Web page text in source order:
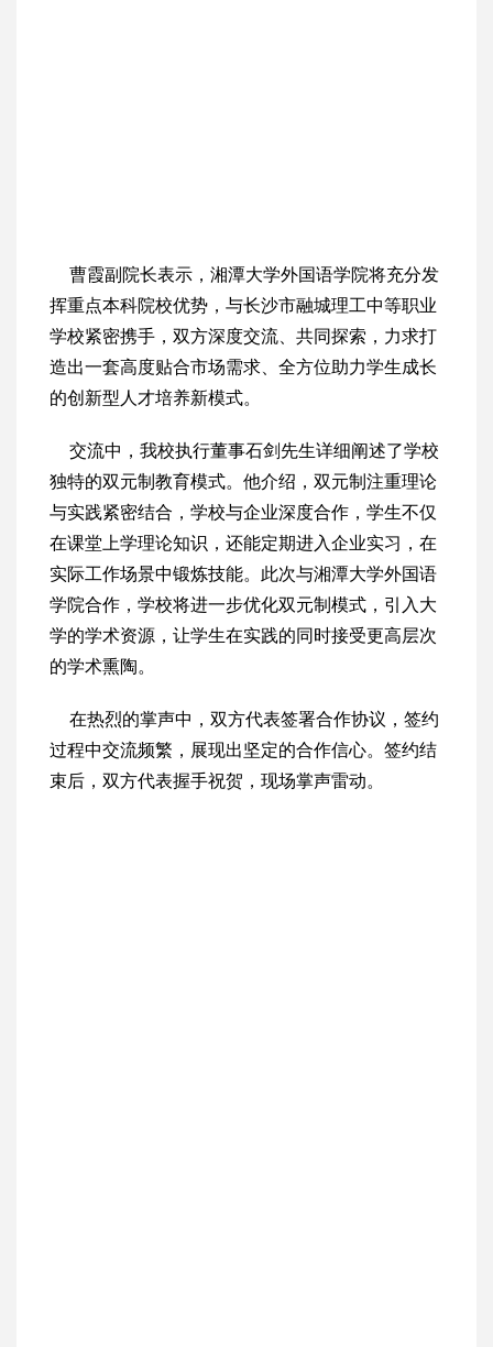
曹霞副院长表示，湘潭大学外国语学院将充分发
挥重点本科院校优势，与长沙市融城理工中等职业
学校紧密携手，双方深度交流、共同探索，力求打
造出一套高度贴合市场需求、全方位助力学生成长
的创新型人才培养新模式。
交流中，我校执行董事石剑先生详细阐述了学校
独特的双元制教育模式。他介绍，双元制注重理论
与实践紧密结合，学校与企业深度合作，学生不仅
在课堂上学理论知识，还能定期进入企业实习，在
实际工作场景中锻炼技能。此次与湘潭大学外国语
学院合作，学校将进一步优化双元制模式，引入大
学的学术资源，让学生在实践的同时接受更高层次
的学术熏陶。
在热烈的掌声中，双方代表签署合作协议，签约
过程中交流频繁，展现出坚定的合作信心。签约结
束后，双方代表握手祝贺，现场掌声雷动。